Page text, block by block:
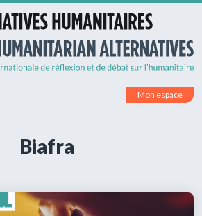
Mon espace
Biafra